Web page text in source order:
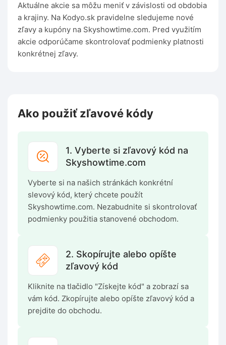
Aktuálne akcie sa môžu meniť v závislosti od obdobia
a krajiny. Na Kodyo.sk pravidelne sledujeme nové
zľavy a kupóny na Skyshowtime.com. Pred využitím
akcie odporúčame skontrolovať podmienky platnosti
konkrétnej zľavy.
Ako použiť zľavové kódy
1. Vyberte si zľavový kód na
Skyshowtime.com
Vyberte si na našich stránkách konkrétní
slevový kód, který chcete použít
Skyshowtime.com. Nezabudnite si skontrolovať
podmienky použitia stanovené obchodom.
2. Skopírujte alebo opíšte
zľavový kód
Kliknite na tlačidlo "Získejte kód" a zobrazí sa
vám kód. Zkopírujte alebo opíšte zľavový kód a
prejdite do obchodu.